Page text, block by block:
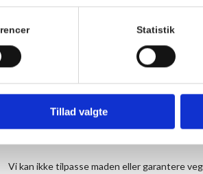
Statistik
Tillad valgte
siden.
Vi tilbyder dagligt et vegetarisk alternativ til
vegetarer i kommentarfeltet, når du bestiller
Prisen er 175 kr. for middagen pr. person
maden. Børn til og med 3 år betaler ikke.
Husk at reservere dine pladser på forhånd.
Ankom gerne ca. 20 minutter før, så du kan
inden maden serveres.
Vi kan ikke tilpasse maden eller garantere